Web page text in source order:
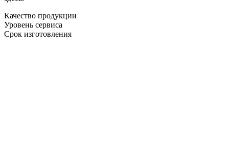
Качество продукции
Уровень сервиса
Срок изготовления